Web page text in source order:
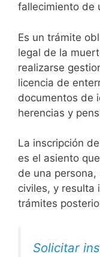
fallecimiento de
Es un trámite
legal de la
realizarse
licencia de
documentos de
herencias y
La inscripción
es el asiento
de una
civiles, y resulta
trámites
Solicitar